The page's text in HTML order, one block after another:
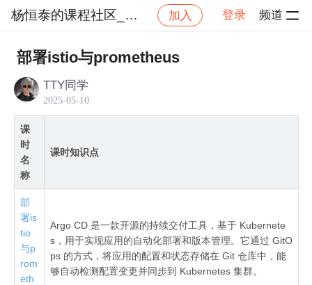
杨恒泰的课程社区_NO_1 加入 登录 频道
社区 杨恒泰的课程社区_NO_1
部署istio与prometheus
TTY同学
2025-05-10
课
时
名
称
课时知识点
部
署is
tio
与p
rom
eth
Argo CD 是一款开源的持续交付工具，基于 Kubernete
s，用于实现应用的自动化部署和版本管理。它通过 GitO
ps 的方式，将应用的配置和状态存储在 Git 仓库中，能
够自动检测配置变更并同步到 Kubernetes 集群。